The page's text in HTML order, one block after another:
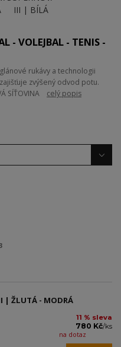
- VOLEJBAL - TENIS -
rukávy a technologii
zvýšený odvod potu.
SÍŤOVINA celý popis
| ŽLUTÁ - MODRÁ
11 % sleva
780 Kč/ks
na dotaz